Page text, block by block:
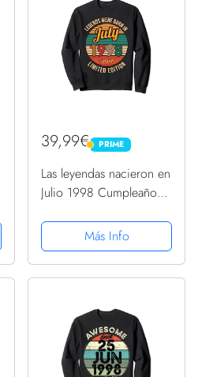
39,99€ PRIME
PRIME
Las leyendas nacieron en
Julio 1998 Cumpleaños
Más Info